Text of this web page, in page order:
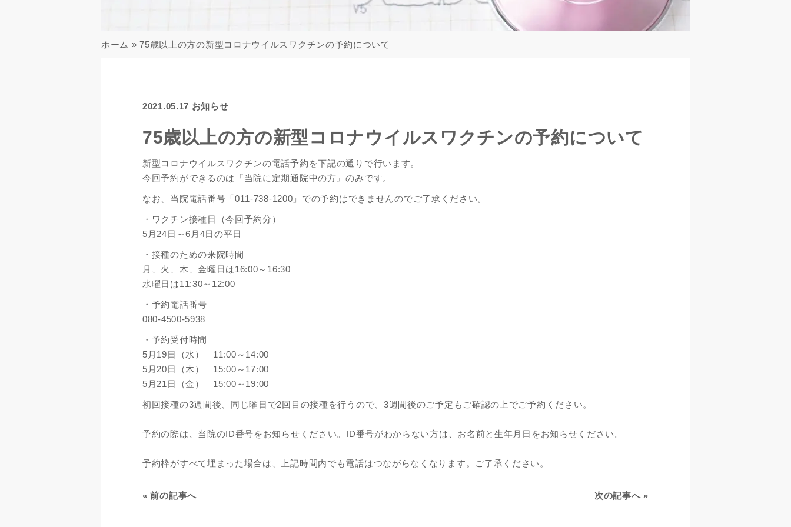
ホーム »75歳以上の方の新型コロナウイルスワクチンの予約について
2021.05.17 お知らせ
75歳以上の方の新型コロナウイルスワクチンの予約について
新型コロナウイルスワクチンの電話予約を下記の通りで行います。
今回予約ができるのは『当院に定期通院中の方』のみです。
なお、当院電話番号「011-738-1200」での予約はできませんのでご了承ください。
・ワクチン接種日（今回予約分）
5月24日～6月4日の平日
・接種のための来院時間
月、火、木、金曜日は16:00～16:30
水曜日は11:30～12:00
・予約電話番号
080-4500-5938
・予約受付時間
5月19日（水） 11:00～14:00
5月20日（木） 15:00～17:00
5月21日（金） 15:00～19:00
初回接種の3週間後、同じ曜日で2回目の接種を行うので、3週間後のご予定もご確認の上でご予約ください。
予約の際は、当院のID番号をお知らせください。ID番号がわからない方は、お名前と生年月日をお知らせください。
予約枠がすべて埋まった場合は、上記時間内でも電話はつながらなくなります。ご了承ください。
«前の記事へ 次の記事へ»